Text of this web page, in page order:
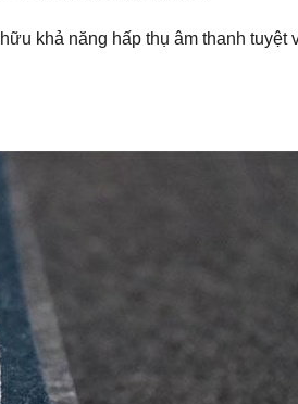
khả năng hấp thụ âm thanh tuyệt